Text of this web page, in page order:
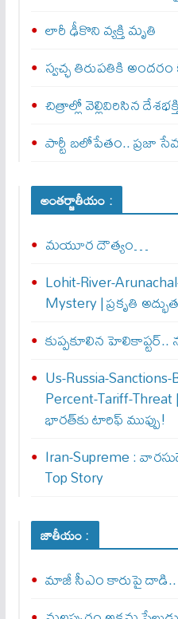
లారీ ఢీకొని వ్యక్తి మృతి
స్వచ్ఛ తిరుపతికి
చిత్రాల్లో వెల్లివిరిసిన
పార్టీ బలోపేతం.. ప్రజా
అంతర్జాతీయం :
మయూర దౌత్యం…
Lohit-River-
Mystery | ప్రకృతి
కుప్పకూలిన హెలికాప్టర్‌..
Us-Russia-
Percent-Tariff-
భారత్‌కు టారిఫ్ ముప్పు!
Iran-Supreme :
Top Story
జాతీయం :
మాజీ సీఎం కారుపై దాడి..